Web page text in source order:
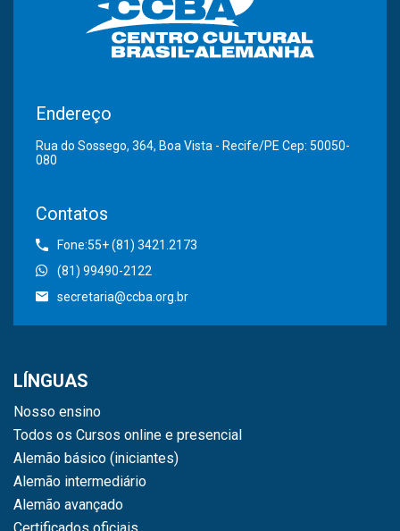
Endereço
Rua do Sossego, 364, Boa Vista - Recife/PE Cep: 50050-
080
Contatos
Fone:55+ (81) 3421.2173
(81) 99490-2122
secretaria@ccba.org.br
LÍNGUAS
Nosso ensino
Todos os Cursos online e presencial
Alemão básico (iniciantes)
Alemão intermediário
Alemão avançado
Certificados oficiais